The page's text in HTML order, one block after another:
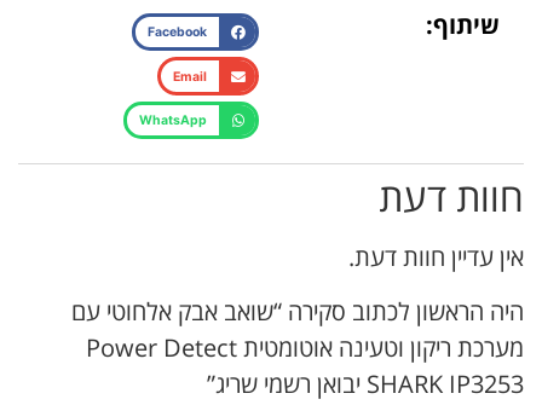
שיתוף:
Facebook
Email
WhatsApp
חוות דעת
אין עדיין חוות דעת.
היה הראשון לכתוב סקירה “שואב אבק אלחוטי עם
מערכת ריקון וטעינה אוטומטית Power Detect
SHARK IP3253 יבואן רשמי שריג”